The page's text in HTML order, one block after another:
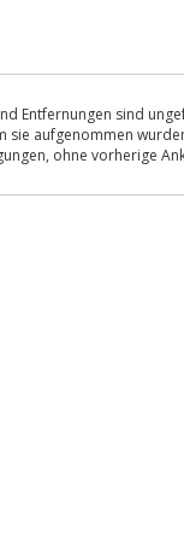
Entfernungen sind
aufgenommen
ohne vorherige